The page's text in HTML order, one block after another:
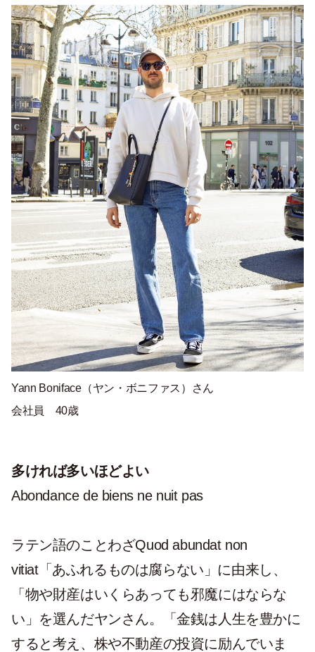
Yann Boniface（ヤン・ボニファス ）さん
会社員 40歳
多ければ多いほどよい
Abondance de biens ne nuit pas
ラテン語のことわざQuod abundat non
vitiat「あふれるものは腐らない」に由来し、
「物や財産はいくらあっても邪魔にはならな
い」を選んだヤンさん。「金銭は人生を豊かに
すると考え、株や不動産の投資に励んでいま